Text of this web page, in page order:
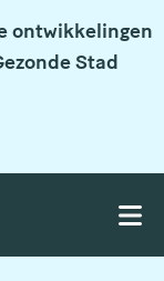
ontwikkelingen
Stad